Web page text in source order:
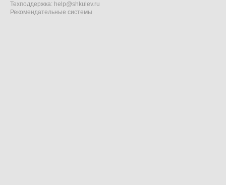
Техподдержка: help@shkulev.ru
Рекомендательные системы